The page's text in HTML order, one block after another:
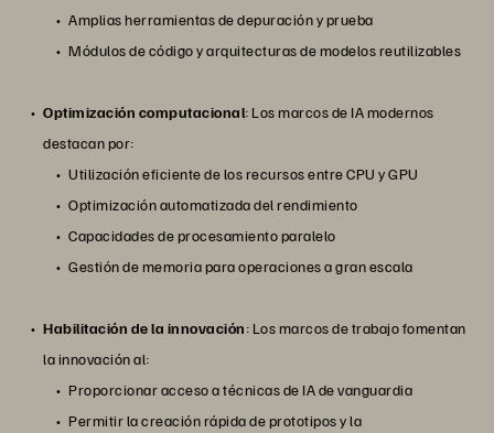
Amplias herramientas de depuración y prueba
Módulos de código y arquitecturas de modelos reutilizables
Optimización computacional: Los marcos de IA modernos
destacan por:
Utilización eficiente de los recursos entre CPU y GPU
Optimización automatizada del rendimiento
Capacidades de procesamiento paralelo
Gestión de memoria para operaciones a gran escala
Habilitación de la innovación: Los marcos de trabajo fomentan
la innovación al:
Proporcionar acceso a técnicas de IA de vanguardia
Permitir la creación rápida de prototipos y la